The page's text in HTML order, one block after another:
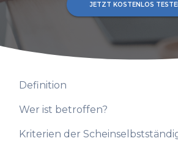
JETZT KOSTENLOS
Definition
Wer ist betroffen?
Kriterien der